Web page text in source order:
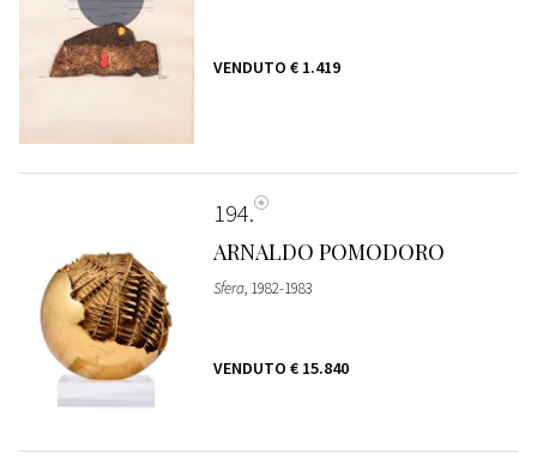
VENDUTO € 1.419
194
ARNALDO POMODORO
Sfera, 1982-1983
VENDUTO € 15.840